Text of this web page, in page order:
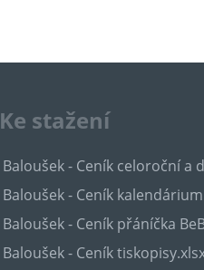
Ke stažení
Baloušek - Ceník celoroční a
Baloušek - Ceník
Baloušek - Ceník přáníčka
Baloušek - Ceník